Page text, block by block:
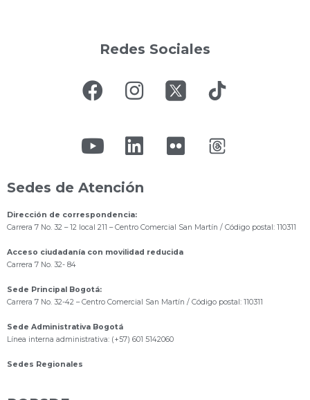
Redes Sociales
Sedes de Atención
Dirección de correspondencia:
Carrera 7 No. 32 – 12 local 211 – Centro Comercial San Martín / Código postal: 110311
Acceso ciudadanía con movilidad reducida
Carrera 7 No. 32- 84
Sede Principal Bogotá:
Carrera 7 No. 32-42 – Centro Comercial San Martín / Código postal: 110311
Sede Administrativa Bogotá
Línea interna administrativa: (+57) 601 5142060
Sedes Regionales